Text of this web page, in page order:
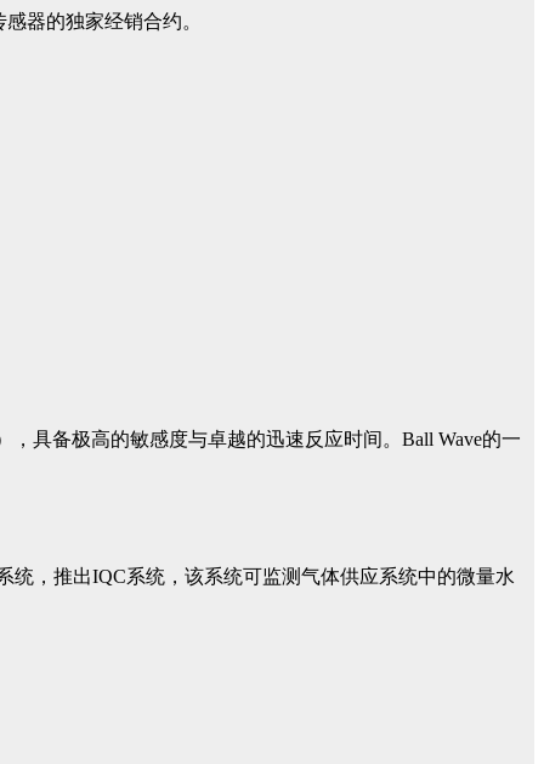
器的独家经销合约。
具备极高的敏感度与卓越的迅速反应时间。Ball Wave的一
，推出IQC系统，该系统可监测气体供应系统中的微量水